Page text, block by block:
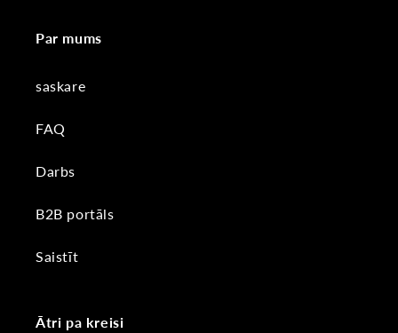
Par mums
saskare
FAQ
Darbs
B2B portāls
Saistīt
Ātri pa kreisi